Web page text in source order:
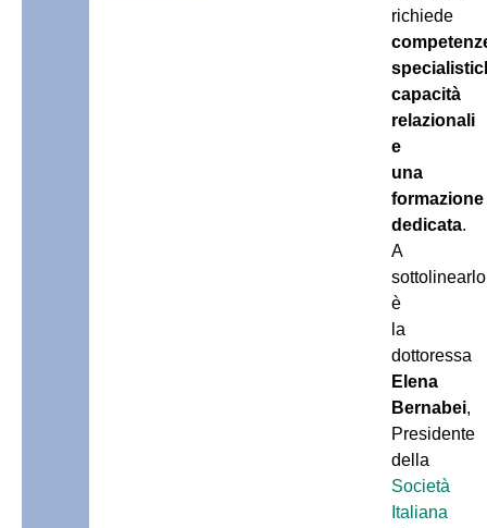
richiede
capacità
relazionali
e
una
formazione
dedicata.
A
sottolinearlo
è
la
dottoressa
Elena
Bernabei,
Presidente
della
Società
Italiana